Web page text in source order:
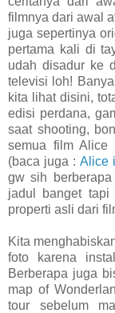
filmnya dari awal
juga sepertinya
pertama kali di
udah disadur ke
televisi loh!
kita lihat disini,
edisi perdana,
saat shooting,
semua film Alice
(baca juga : Alice
gw sih
jadul banget
properti asli dari
Kita
foto karena
Berberapa juga
map of
tour sebelum